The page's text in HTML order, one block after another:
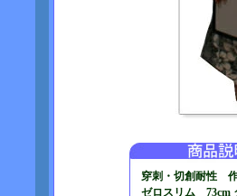
穿刺・切創耐性
ゼロスリム 73cm